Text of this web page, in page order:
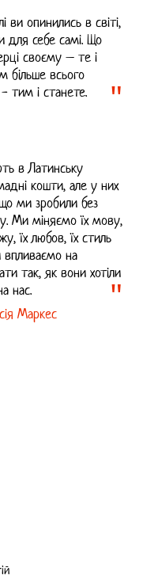
ви опинились в світі,
для себе самі. Що
своєму – тe і
більше всього
тим і станете.
в Латинську
кошти, але у них
ми зробили без
Ми міняємо їх мову,
їх любов, їх стиль
на
так, як вони хотіли
нас.
Маркес